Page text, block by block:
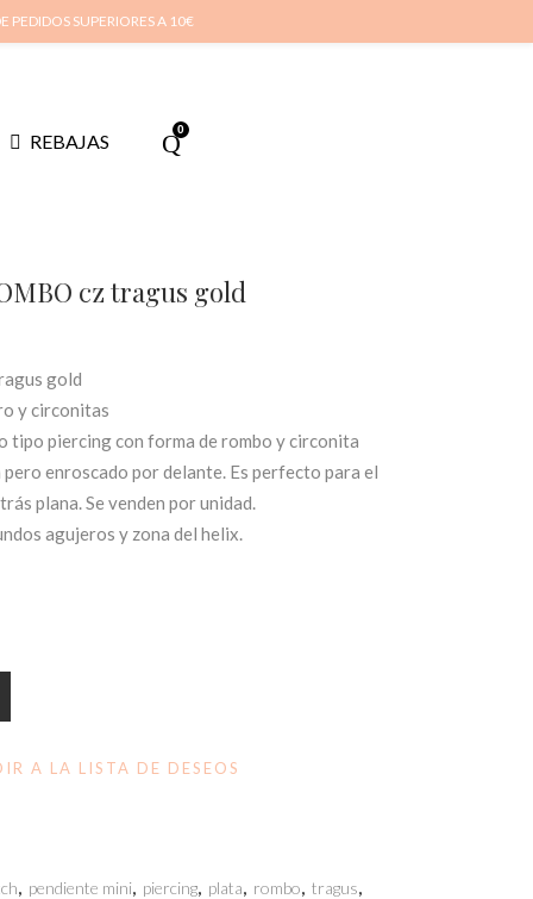
Cuidado de tus joyas
REBAJAS
0
cz tragus gold
gold
y circonitas
tipo piercing con forma de rombo y circonita
enroscado por delante. Es perfecto para el
plana. Se venden por unidad.
agujeros y zona del helix.
A LA LISTA DE DESEOS
, pendiente mini, piercing, plata, rombo, tragus,
PEDIDOS SUPERIORES A 10€